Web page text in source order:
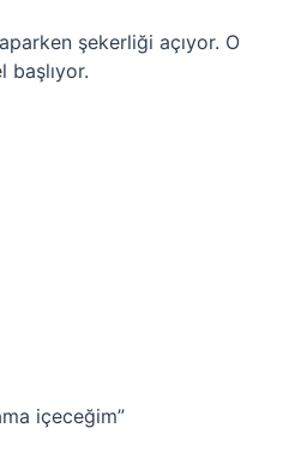
şekerliği açıyor. O
başlıyor.
içeceğim”